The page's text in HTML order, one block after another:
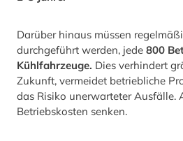
Darüber hinaus müssen
durchgeführt werden, jede 800
Kühlfahrzeuge. Dies verhindert
Zukunft, vermeidet betriebliche
das Risiko unerwarteter Ausfälle.
Betriebskosten senken.